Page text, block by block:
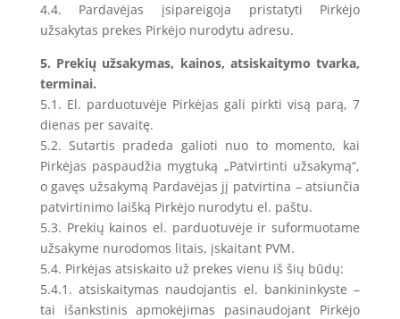
4.4. Pardavėjas įsipareigoja pristatyti Pirkėjo
užsakytas prekes Pirkėjo nurodytu adresu.
5. Prekių užsakymas, kainos, atsiskaitymo tvarka,
terminai.
5.1. El. parduotuvėje Pirkėjas gali pirkti visą parą, 7
dienas per savaitę.
5.2. Sutartis pradeda galioti nuo to momento, kai
Pirkėjas paspaudžia mygtuką „Patvirtinti užsakymą“,
o gavęs užsakymą Pardavėjas jį patvirtina – atsiunčia
patvirtinimo laišką Pirkėjo nurodytu el. paštu.
5.3. Prekių kainos el. parduotuvėje ir suformuotame
užsakyme nurodomos litais, įskaitant PVM.
5.4. Pirkėjas atsiskaito už prekes vienu iš šių būdų:
5.4.1. atsiskaitymas naudojantis el. bankininkyste –
tai išankstinis apmokėjimas pasinaudojant Pirkėjo